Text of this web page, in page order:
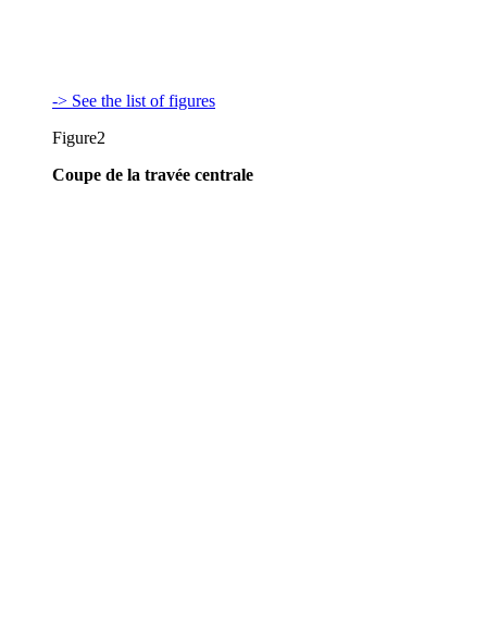
-> See the list of figures
Figure2
Coupe de la travée centrale